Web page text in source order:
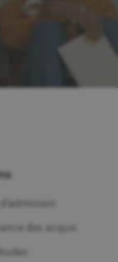
des acquis